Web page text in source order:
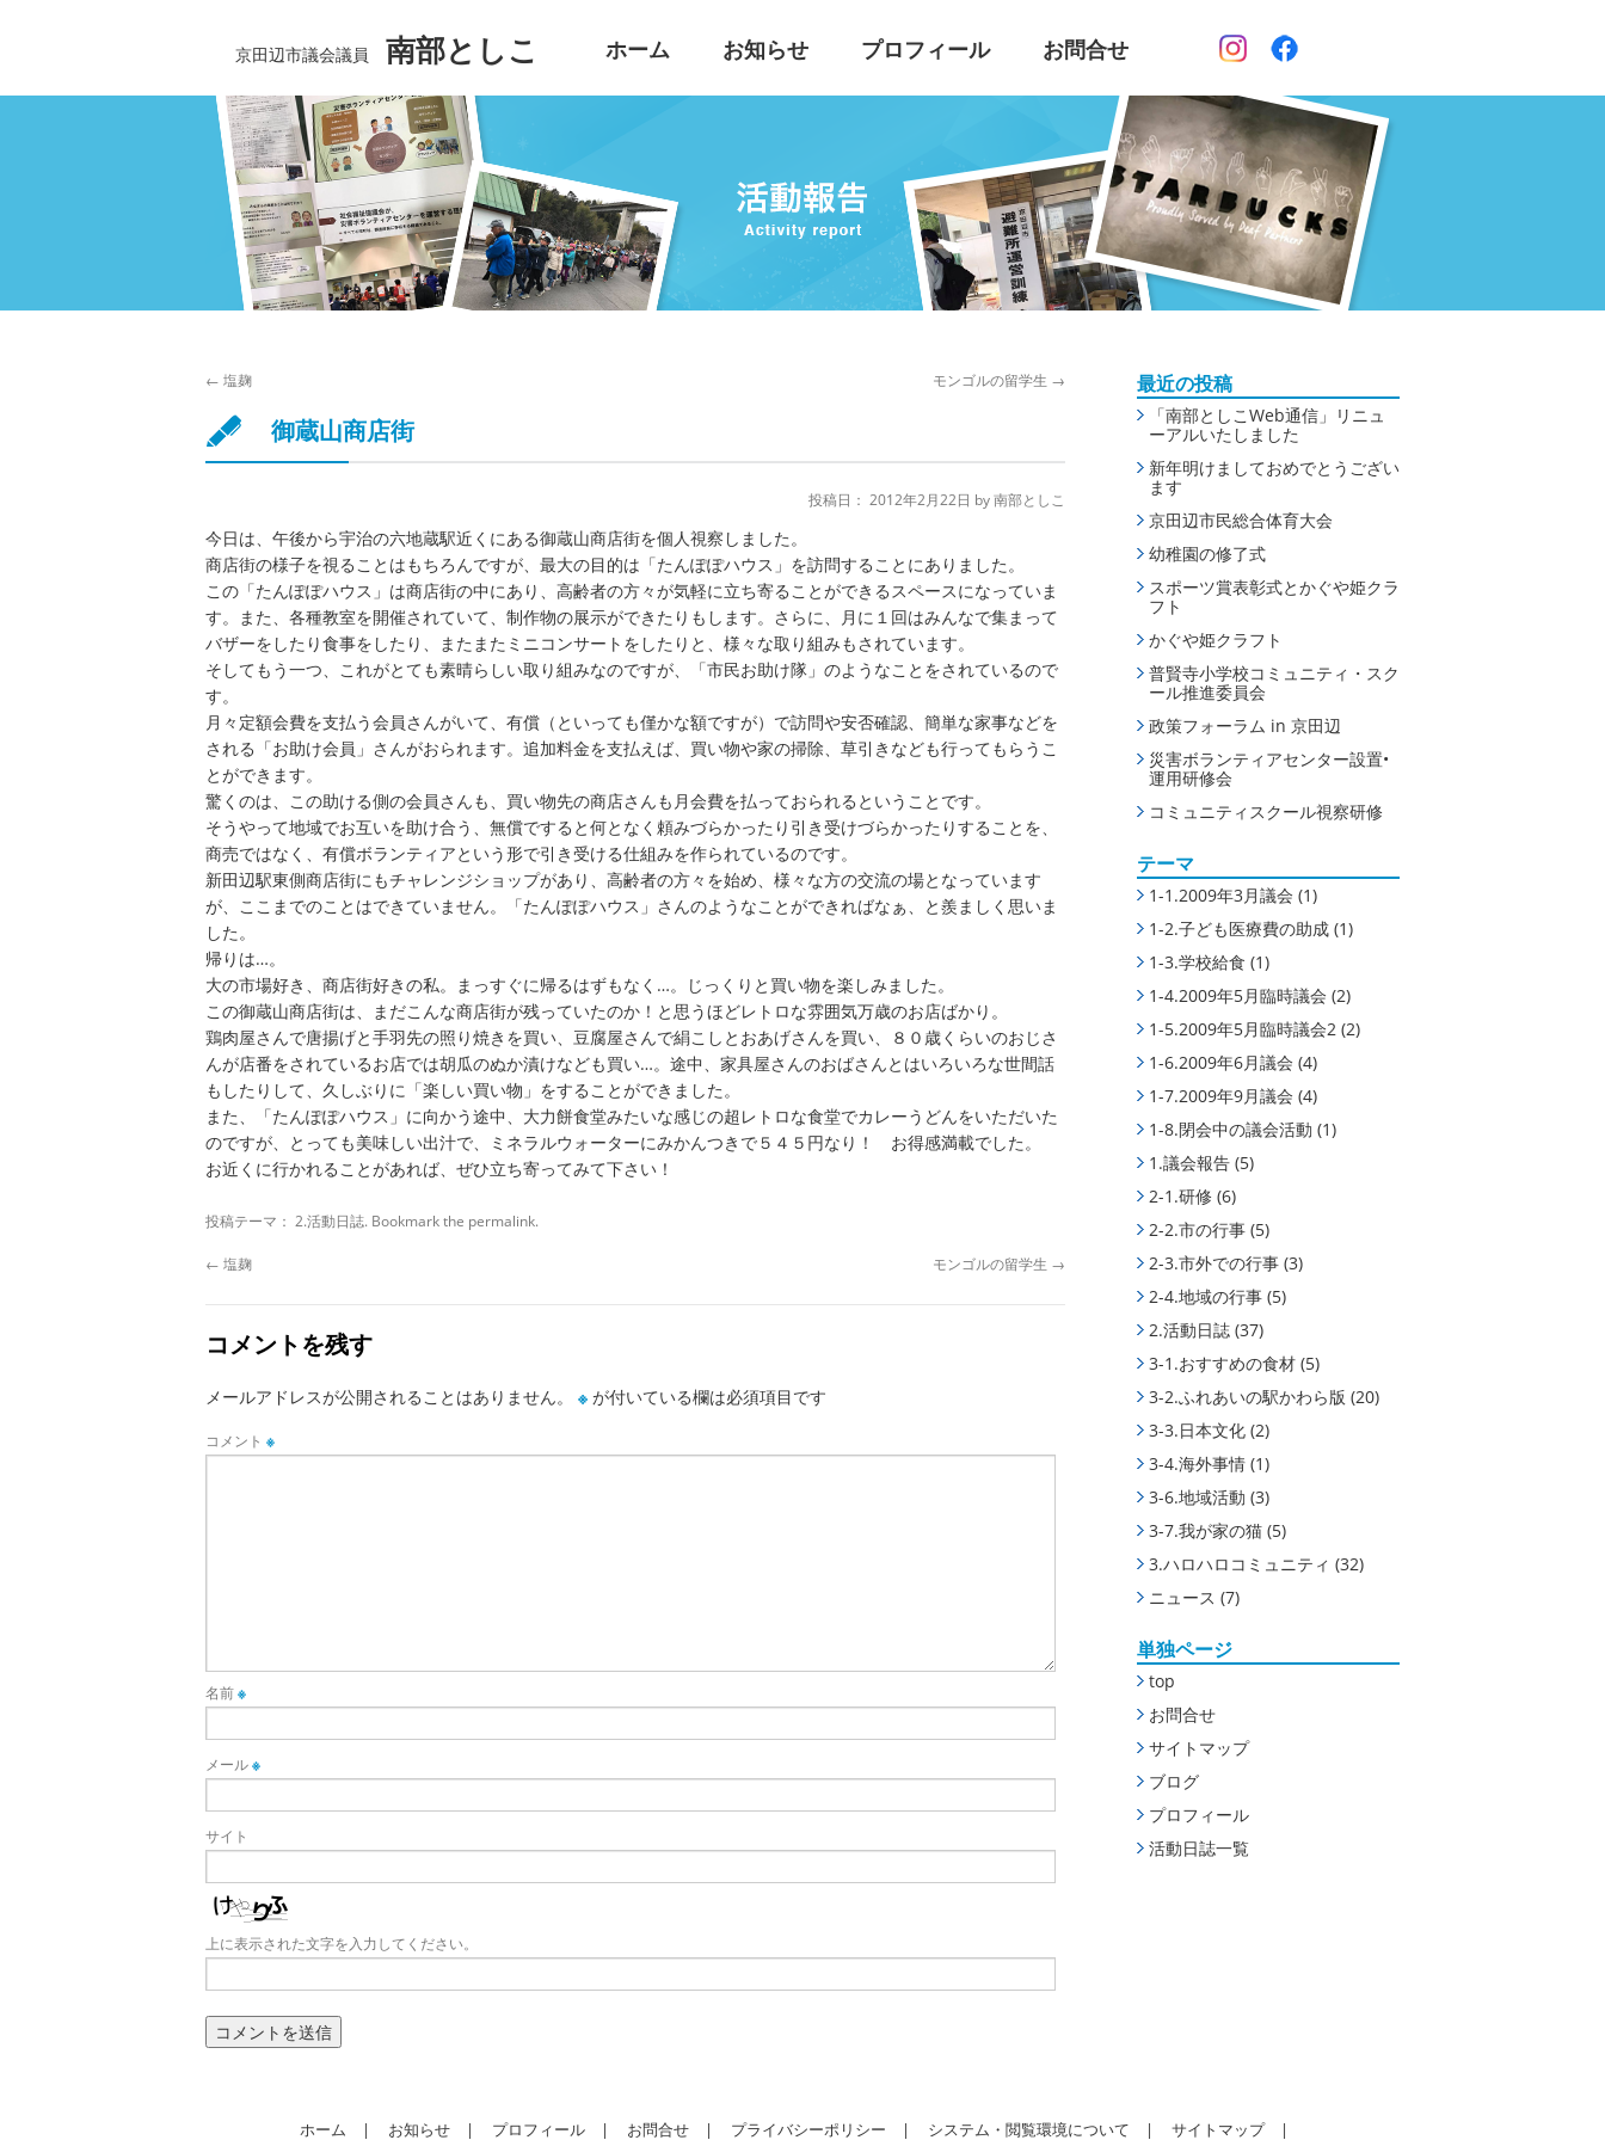
京田辺市議会議員 南部としこ ホーム お知らせ プロフィール お問合せ
← 塩麹 モンゴルの留学生 →
御蔵山商店街
投稿日： 2012年2月22日 by南部としこ
今日は、午後から宇治の六地蔵駅近くにある御蔵山商店街を個人視察しました。
商店街の様子を視ることはもちろんですが、最大の目的は「たんぽぽハウス」を訪問することにありました。
この「たんぽぽハウス」は商店街の中にあり、高齢者の方々が気軽に立ち寄ることができるスペースになっていま
す。また、各種教室を開催されていて、制作物の展示ができたりもします。さらに、月に１回はみんなで集まって
バザーをしたり食事をしたり、またまたミニコンサートをしたりと、様々な取り組みもされています。
そしてもう一つ、これがとても素晴らしい取り組みなのですが、「市民お助け隊」のようなことをされているので
す。
月々定額会費を支払う会員さんがいて、有償（といっても僅かな額ですが）で訪問や安否確認、簡単な家事などを
される「お助け会員」さんがおられます。追加料金を支払えば、買い物や家の掃除、草引きなども行ってもらうこ
とができます。
驚くのは、この助ける側の会員さんも、買い物先の商店さんも月会費を払っておられるということです。
そうやって地域でお互いを助け合う、無償ですると何となく頼みづらかったり引き受けづらかったりすることを、
商売ではなく、有償ボランティアという形で引き受ける仕組みを作られているのです。
新田辺駅東側商店街にもチャレンジショップがあり、高齢者の方々を始め、様々な方の交流の場となっています
が、ここまでのことはできていません。「たんぽぽハウス」さんのようなことができればなぁ、と羨ましく思いま
した。
帰りは…。
大の市場好き、商店街好きの私。まっすぐに帰るはずもなく…。じっくりと買い物を楽しみました。
この御蔵山商店街は、まだこんな商店街が残っていたのか！と思うほどレトロな雰囲気万歳のお店ばかり。
鶏肉屋さんで唐揚げと手羽先の照り焼きを買い、豆腐屋さんで絹こしとおあげさんを買い、８０歳くらいのおじさ
んが店番をされているお店では胡瓜のぬか漬けなども買い…。途中、家具屋さんのおばさんとはいろいろな世間話
もしたりして、久しぶりに「楽しい買い物」をすることができました。
また、「たんぽぽハウス」に向かう途中、大力餅食堂みたいな感じの超レトロな食堂でカレーうどんをいただいた
のですが、とっても美味しい出汁で、ミネラルウォーターにみかんつきで５４５円なり！ お得感満載でした。
お近くに行かれることがあれば、ぜひ立ち寄ってみて下さい！
投稿テーマ： 2.活動日誌. Bookmark the permalink.
← 塩麹 モンゴルの留学生 →
コメントを残す
メールアドレスが公開されることはありません。 ※ が付いている欄は必須項目です
コメント ※
名前※
メール※
サイト
上に表示された文字を入力してください。
最近の投稿
「南部としこWeb通信」リニュ
ーアルいたしました
新年明けましておめでとうござい
ます
京田辺市民総合体育大会
幼稚園の修了式
スポーツ賞表彰式とかぐや姫クラ
フト
かぐや姫クラフト
普賢寺小学校コミュニティ・スク
ール推進委員会
政策フォーラム in 京田辺
災害ボランティアセンター設置•
運用研修会
コミュニティスクール視察研修
テーマ
1-1.2009年3月議会 (1)
1-2.子ども医療費の助成 (1)
1-3.学校給食 (1)
1-4.2009年5月臨時議会 (2)
1-5.2009年5月臨時議会2 (2)
1-6.2009年6月議会 (4)
1-7.2009年9月議会 (4)
1-8.閉会中の議会活動 (1)
1.議会報告 (5)
2-1.研修 (6)
2-2.市の行事 (5)
2-3.市外での行事 (3)
2-4.地域の行事 (5)
2.活動日誌 (37)
3-1.おすすめの食材 (5)
3-2.ふれあいの駅かわら版 (20)
3-3.日本文化 (2)
3-4.海外事情 (1)
3-6.地域活動 (3)
3-7.我が家の猫 (5)
3.ハロハロコミュニティ (32)
ニュース (7)
単独ページ
top
お問合せ
サイトマップ
ブログ
プロフィール
活動日誌一覧
ホーム | お知らせ| プロフィール| お問合せ| プライバシーポリシー | システム・閲覧環境について | サイトマップ|